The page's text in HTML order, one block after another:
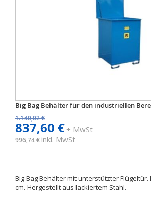
Big Bag Behälter für den industriellen
1.140,02 €
837,60 €+ MwSt
996,74 € inkl. MwSt
Big Bag Behälter mit unterstützter Flügeltür.
cm. Hergestellt aus lackiertem Stahl.